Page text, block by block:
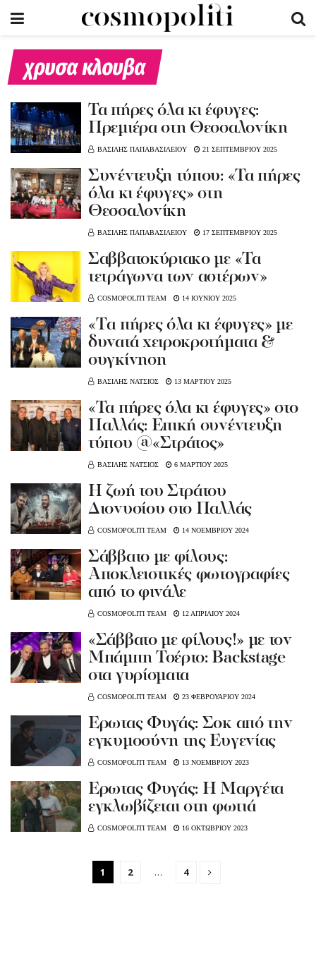
χρυσα κλουβα
Τα πήρες όλα κι έφυγες:
Πρεμιέρα στη Θεσσαλονίκη
ΒΑΣΙΛΗΣ ΠΑΠΑΒΑΣΙΛΕΙΟΥ 21 ΣΕΠΤΕΜΒΡΙΟΥ 2025
Συνέντευξη τύπου: «Τα πήρες
όλα κι έφυγες» στη
Θεσσαλονίκη
ΒΑΣΙΛΗΣ ΠΑΠΑΒΑΣΙΛΕΙΟΥ 17 ΣΕΠΤΕΜΒΡΙΟΥ 2025
Σαββατοκύριακο με «Τα
τετράγωνα των αστέρων»
COSMOPOLITI TEAM 14 ΙΟΥΝΙΟΥ 2025
«Tα πήρες όλα κι έφυγες» με
δυνατά χειροκροτήματα &
συγκίνηση
ΒΑΣΙΛΗΣ ΝΑΤΣΙΟΣ 13 ΜΑΡΤΙΟΥ 2025
«Τα πήρες όλα κι έφυγες» στο
Παλλάς: Επική συνέντευξη
τύπου @«Στράτος»
ΒΑΣΙΛΗΣ ΝΑΤΣΙΟΣ 6 ΜΑΡΤΙΟΥ 2025
Η ζωή του Στράτου
Διονυσίου στο Παλλάς
COSMOPOLITI TEAM 14 ΝΟΕΜΒΡΙΟΥ 2024
Σάββατο με φίλους:
Αποκλειστικές φωτογραφίες
από το φινάλε
COSMOPOLITI TEAM 12 ΑΠΡΙΛΙΟΥ 2024
«Σάββατο με φίλους!» με τον
Μπάμπη Τσέρτο: Βackstage
στα γυρίσματα
COSMOPOLITI TEAM 23 ΦΕΒΡΟΥΑΡΙΟΥ 2024
Έρωτας Φυγάς: Σοκ από την
εγκυμοσύνη της Ευγενίας
COSMOPOLITI TEAM 13 ΝΟΕΜΒΡΙΟΥ 2023
Έρωτας Φυγάς: Η Μαργέτα
εγκλωβίζεται στη φωτιά
COSMOPOLITI TEAM 16 ΟΚΤΩΒΡΙΟΥ 2023
1 2 … 4